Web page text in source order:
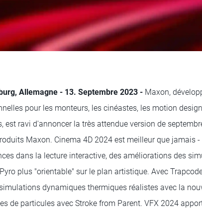
Allemagne - 13. Septembre 2023 - Maxon,
pour les monteurs, les cinéastes, les motion
est ravi d'annoncer la très attendue version de
Maxon. Cinema 4D 2024 est meilleur que jamais
dans la lecture interactive, des améliorations des
plus "orientable" sur le plan artistique. Avec
dynamiques thermiques réalistes avec la
de particules avec Stroke from Parent. VFX 2024